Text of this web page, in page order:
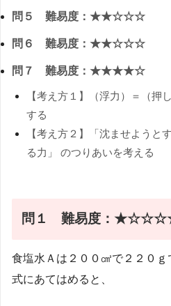
問５ 難易度：★★☆☆☆
問６ 難易度：★★☆☆☆
問７ 難易度：★★★★☆
【考え方１】（浮力）＝（押
する
【考え方２】「沈ませようと
る力」 のつりあいを考える
問１ 難易度：
食塩水Ａは２００㎤で２２０
式にあてはめると、